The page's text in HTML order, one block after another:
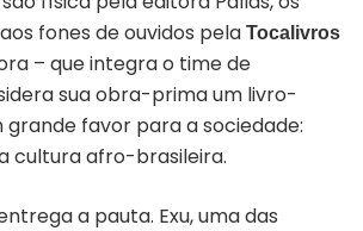
fones de ouvidos pela Tocalivros
– que integra o time de
sua obra-prima um livro-
grande favor para a sociedade:
cultura afro-brasileira.
a pauta. Exu, uma das